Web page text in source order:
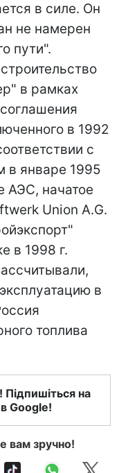
в силе. Он
не намерен
пути".
в рамках
в 1992
с
в январе 1995
АЭС, начатое
Union A.G.
в 1998 г.
в
топлива
Підпишіться на
Google!
вам зручно!